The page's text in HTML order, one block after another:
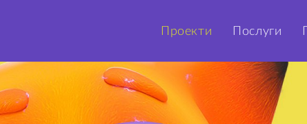
Проекти Послуги